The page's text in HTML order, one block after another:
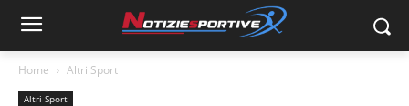
Home Altri Sport
Altri Sport